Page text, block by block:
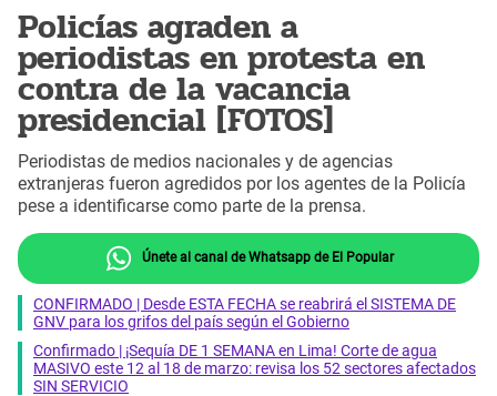
Policías agraden a
periodistas en protesta en
contra de la vacancia
presidencial [FOTOS]
Periodistas de medios nacionales y de agencias
extranjeras fueron agredidos por los agentes de la Policía
pese a identificarse como parte de la prensa.
Únete al canal de Whatsapp de El Popular
CONFIRMADO | Desde ESTA FECHA se reabrirá el SISTEMA DE
GNV para los grifos del país según el Gobierno
Confirmado | ¡Sequía DE 1 SEMANA en Lima! Corte de agua
MASIVO este 12 al 18 de marzo: revisa los 52 sectores afectados
SIN SERVICIO